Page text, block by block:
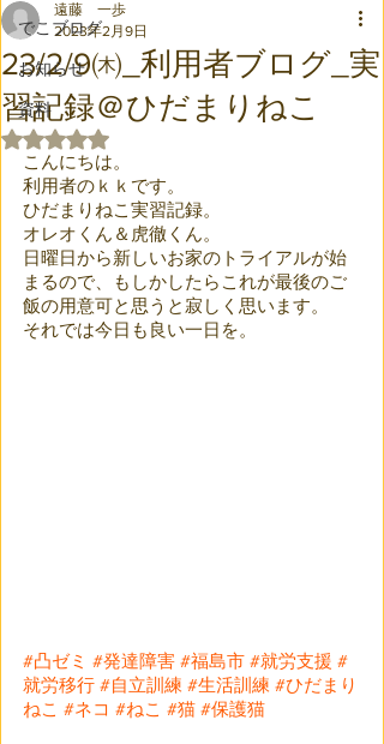
でこブログ
お知らせ
資料
23/2/9㈭_利用者ブログ_実
習記録＠ひだまりねこ
遠藤 一歩
2023年2月9日
5つ星のうちNaNと評価されています。
こんにちは。
利用者のｋｋです。
ひだまりねこ実習記録。
オレオくん＆虎徹くん。
日曜日から新しいお家のトライアルが始
まるので、もしかしたらこれが最後のご
飯の用意可と思うと寂しく思います。
それでは今日も良い一日を。
#凸ゼミ #発達障害 #福島市 #就労支援 #
就労移行 #自立訓練 #生活訓練 #ひだまり
ねこ #ネコ #ねこ #猫 #保護猫